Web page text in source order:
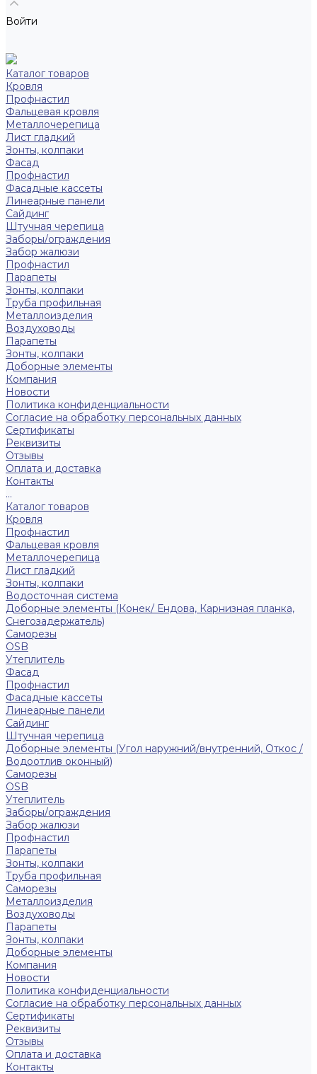
Войти
Каталог товаров
Кровля
Профнастил
Фальцевая кровля
Металлочерепица
Лист гладкий
Зонты, колпаки
Фасад
Профнастил
Фасадные кассеты
Линеарные панели
Сайдинг
Штучная черепица
Заборы/ограждения
Забор жалюзи
Профнастил
Парапеты
Зонты, колпаки
Труба профильная
Металлоизделия
Воздуховоды
Парапеты
Зонты, колпаки
Доборные элементы
Компания
Новости
Политика конфиденциальности
Согласие на обработку персональных данных
Сертификаты
Реквизиты
Отзывы
Оплата и доставка
Контакты
...
Каталог товаров
Кровля
Профнастил
Фальцевая кровля
Металлочерепица
Лист гладкий
Зонты, колпаки
Водосточная система
Доборные элементы (Конек/ Ендова, Карнизная планка,
Снегозадержатель)
Саморезы
ОSB
Утеплитель
Фасад
Профнастил
Фасадные кассеты
Линеарные панели
Сайдинг
Штучная черепица
Доборные элементы (Угол наружний/внутренний, Откос /
Водоотлив оконный)
Саморезы
OSB
Утеплитель
Заборы/ограждения
Забор жалюзи
Профнастил
Парапеты
Зонты, колпаки
Труба профильная
Саморезы
Металлоизделия
Воздуховоды
Парапеты
Зонты, колпаки
Доборные элементы
Компания
Новости
Политика конфиденциальности
Согласие на обработку персональных данных
Сертификаты
Реквизиты
Отзывы
Оплата и доставка
Контакты